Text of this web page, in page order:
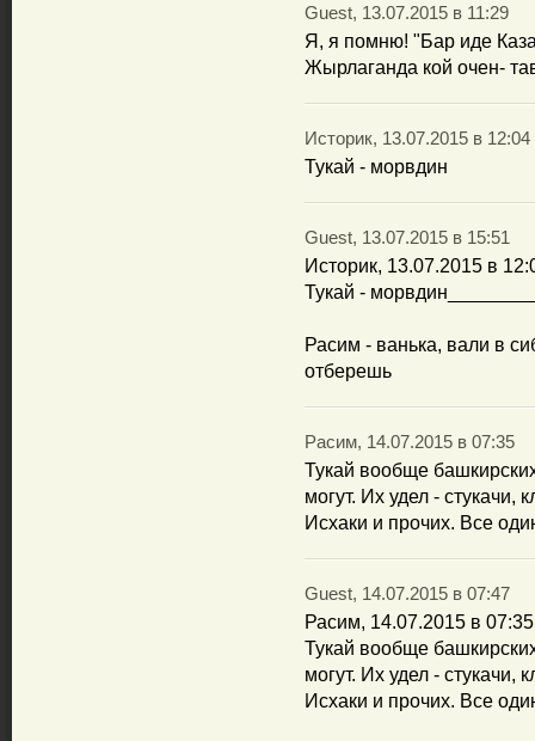
Guest, 13.07.2015 в 11:29
Я, я помню! "Бар иде
Жырлаганда кой очен-
Историк, 13.07.2015 в 12:04
Тукай - морвдин
Guest, 13.07.2015 в 15:51
Историк, 13.07.2015 в
Тукай -
Расим - ванька, вали в
отберешь
Расим, 14.07.2015 в 07:35
Тукай вообще
могут. Их удел - стукачи,
Исхаки и прочих. Все
Guest, 14.07.2015 в 07:47
Расим, 14.07.2015 в 07:35
Тукай вообще
могут. Их удел - стукачи,
Исхаки и прочих. Все